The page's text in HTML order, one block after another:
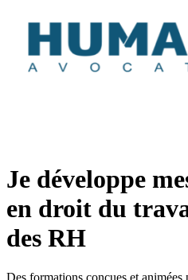
Je développe
en droit du
des RH
Des formations conçues et animées